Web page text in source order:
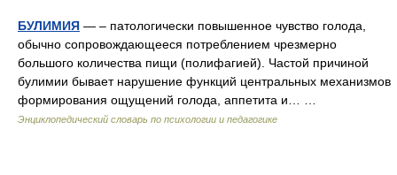
БУЛИМИЯ — – патологически повышенное чувство голода,
обычно сопровождающееся потреблением чрезмерно
большого количества пищи (полифагией). Частой причиной
булимии бывает нарушение функций центральных механизмов
формирования ощущений голода, аппетита и… …
Энциклопедический словарь по психологии и педагогике